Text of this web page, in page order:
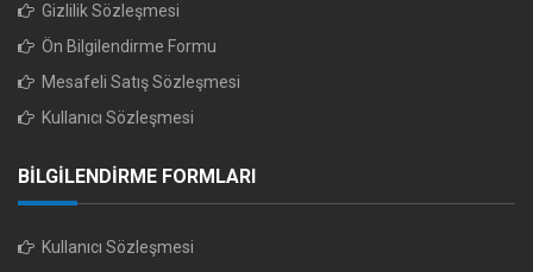
Gizlilik Sözleşmesi
Ön Bilgilendirme Formu
Mesafeli Satış Sözleşmesi
Kullanıcı Sözleşmesi
BİLGİLENDİRME FORMLARI
Kullanıcı Sözleşmesi